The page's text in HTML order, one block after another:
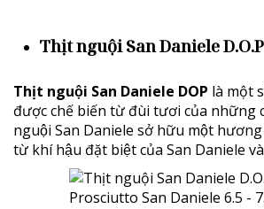
Thịt nguội San Daniele D.O.P
Thịt nguội San Daniele DOP là một
được chế biến từ đùi tươi của những
nguội San Daniele sở hữu một
từ khí hậu đặt biệt của San Daniele